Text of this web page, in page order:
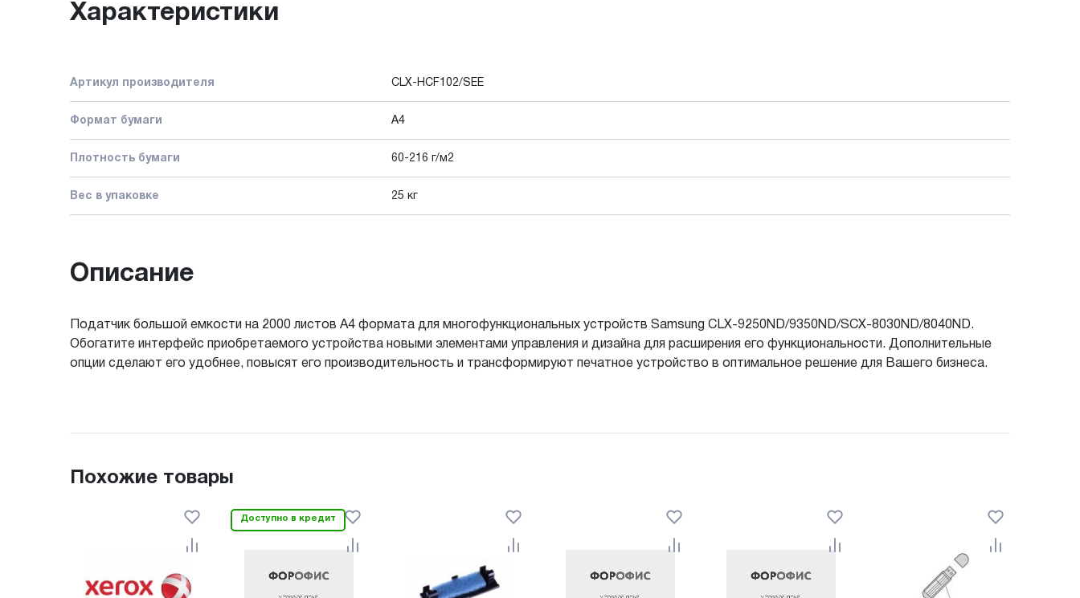
Характеристики
Артикул производителя CLX-HCF102/SEE
Формат бумаги A4
Плотность бумаги 60-216 г/м2
Вес в упаковке 25 кг
Описание
Податчик большой емкости на 2000 листов А4 формата для многофункциональных устройств Samsung CLX-9250ND/9350ND/SCX-8030ND/8040ND.
Обогатите интерфейс приобретаемого устройства новыми элементами управления и дизайна для расширения его функциональности. Дополнительные
опции сделают его удобнее, повысят его производительность и трансформируют печатное устройство в оптимальное решение для Вашего бизнеса.
Похожие товары
Доступно в кредит